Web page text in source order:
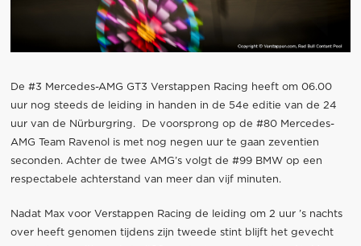
De #3 Mercedes-AMG GT3 Verstappen Racing heeft om 06.00
uur nog steeds de leiding in handen in de 54e editie van de 24
uur van de Nürburgring. De voorsprong op de #80 Mercedes-
AMG Team Ravenol is met nog negen uur te gaan zeventien
seconden. Achter de twee AMG’s volgt de #99 BMW op een
respectabele achterstand van meer dan vijf minuten.
Nadat Max voor Verstappen Racing de leiding om 2 uur ’s nachts
over heeft genomen tijdens zijn tweede stint blijft het gevecht